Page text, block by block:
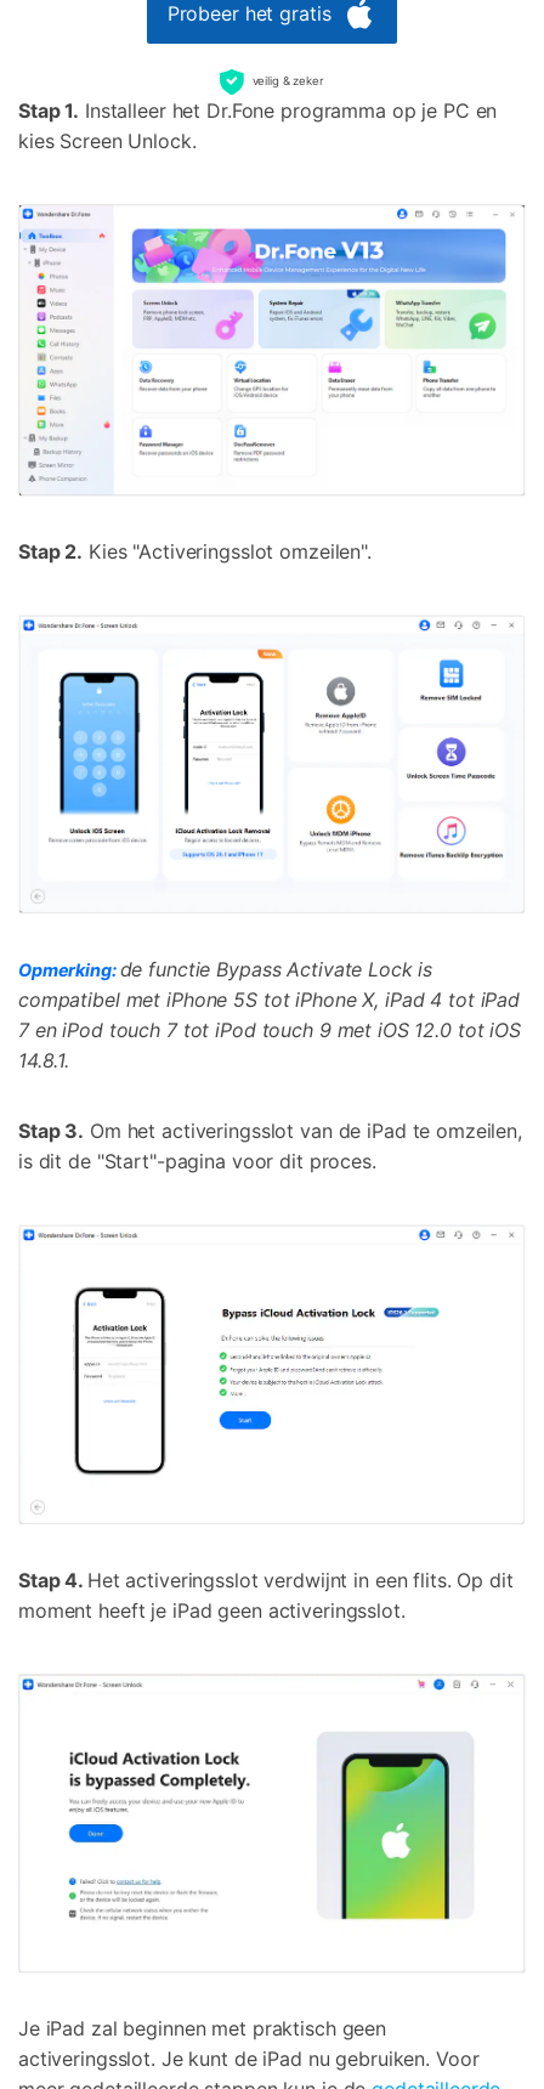
Probeer het gratis
veilig & zeker
Stap 1. Installeer het Dr.Fone programma op je PC en
kies Screen Unlock.
Stap 2. Kies "Activeringsslot omzeilen".
Opmerking:de functie Bypass Activate Lock is
compatibel met iPhone 5S tot iPhone X, iPad 4 tot iPad
7 en iPod touch 7 tot iPod touch 9 met iOS 12.0 tot iOS
14.8.1.
Stap 3. Om het activeringsslot van de iPad te omzeilen,
is dit de "Start"-pagina voor dit proces.
Stap 4. Het activeringsslot verdwijnt in een flits. Op dit
moment heeft je iPad geen activeringsslot.
Je iPad zal beginnen met praktisch geen
activeringsslot. Je kunt de iPad nu gebruiken. Voor